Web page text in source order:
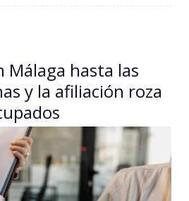
Málaga hasta las
y la afiliación roza